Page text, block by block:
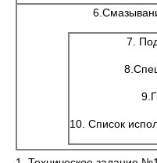
7.
10. Список